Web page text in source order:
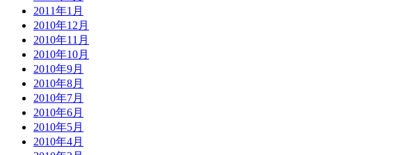
2011年1月
2010年12月
2010年11月
2010年10月
2010年9月
2010年8月
2010年7月
2010年6月
2010年5月
2010年4月